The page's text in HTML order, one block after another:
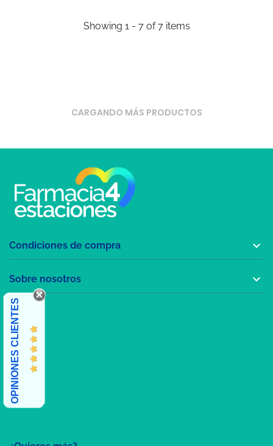
Showing 1 - 7 of 7 items
CARGANDO MÁS PRODUCTOS
Condiciones de compra 
Sobre nosotros 
OPINIONES CLIENTES